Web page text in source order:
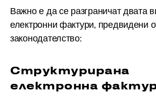
Важно е да се разграничат двата
електронни фактури, предвидени
законодателство:
Структурирана
електронна